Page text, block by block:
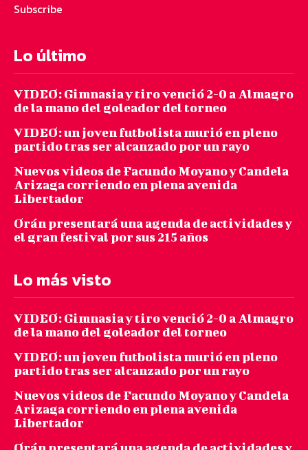
Subscribe
Lo último
VIDEO: Gimnasia y tiro venció 2-0 a Almagro
de la mano del goleador del torneo
VIDEO: un joven futbolista murió en pleno
partido tras ser alcanzado por un rayo
Nuevos videos de Facundo Moyano y Candela
Arizaga corriendo en plena avenida
Libertador
Orán presentará una agenda de actividades y
el gran festival por sus 215 años
Lo más visto
VIDEO: Gimnasia y tiro venció 2-0 a Almagro
de la mano del goleador del torneo
VIDEO: un joven futbolista murió en pleno
partido tras ser alcanzado por un rayo
Nuevos videos de Facundo Moyano y Candela
Arizaga corriendo en plena avenida
Libertador